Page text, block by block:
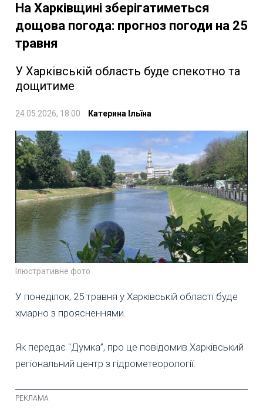
На Харківщині зберігатиметься
дощова погода: прогноз погоди на 25
травня
У Харківській область буде спекотно та
дощитиме
24.05.2026, 18:00 Катерина Ільїна
Ілюстративне фото
У понеділок, 25 травня у Харківській області буде
хмарно з проясненнями.
Як передає "Думка”, про це повідомив Харківський
регіональний центр з гідрометеорології.